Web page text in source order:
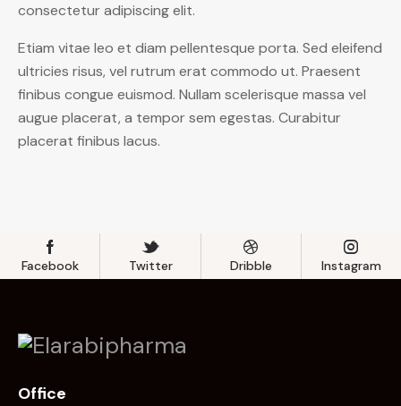
consectetur adipiscing elit.
Etiam vitae leo et diam pellentesque porta. Sed eleifend
ultricies risus, vel rutrum erat commodo ut. Praesent
finibus congue euismod. Nullam scelerisque massa vel
augue placerat, a tempor sem egestas. Curabitur
placerat finibus lacus.
Facebook Twitter Dribble Instagram
Office